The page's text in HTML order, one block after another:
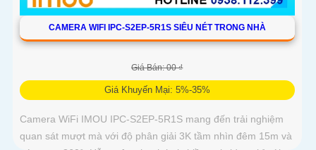
CAMERA WIFI IPC-S2EP-5R1S SIÊU NÉT TRONG NHÀ
Giá Bán: 00 ₫
Giá Khuyến Mại: 5%-35%
Camera WiFi IMOU IPC-S2EP-5R1S mang đến trải nghiệm
quan sát mượt mà với độ phân giải 3K tầm nhìn đêm 15m và